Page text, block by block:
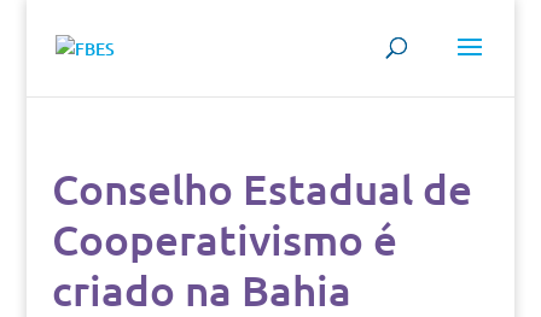
Conselho Estadual de
Cooperativismo é
criado na Bahia